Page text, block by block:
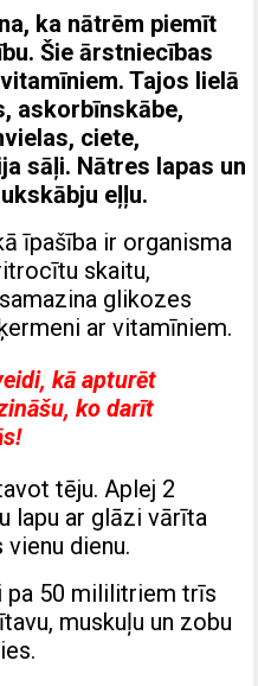
ka nātrēm piemīt
Šie ārstniecības
Tajos lielā
askorbīnskābe,
ciete,
sāļi. Nātres lapas un
eļļu.
īpašība ir organisma
skaitu,
glikozes
ar vitamīniem.
kā apturēt
ko darīt
tēju. Aplej 2
lapu ar glāzi vārīta
dienu.
pa 50 mililitriem trīs
muskuļu un zobu